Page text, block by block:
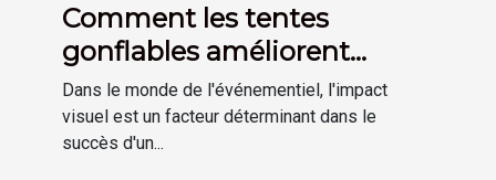
Comment les tentes
gonflables améliorent
l'impact visuel des
événements
Dans le monde de l'événementiel, l'impact
visuel est un facteur déterminant dans le
succès d'un...